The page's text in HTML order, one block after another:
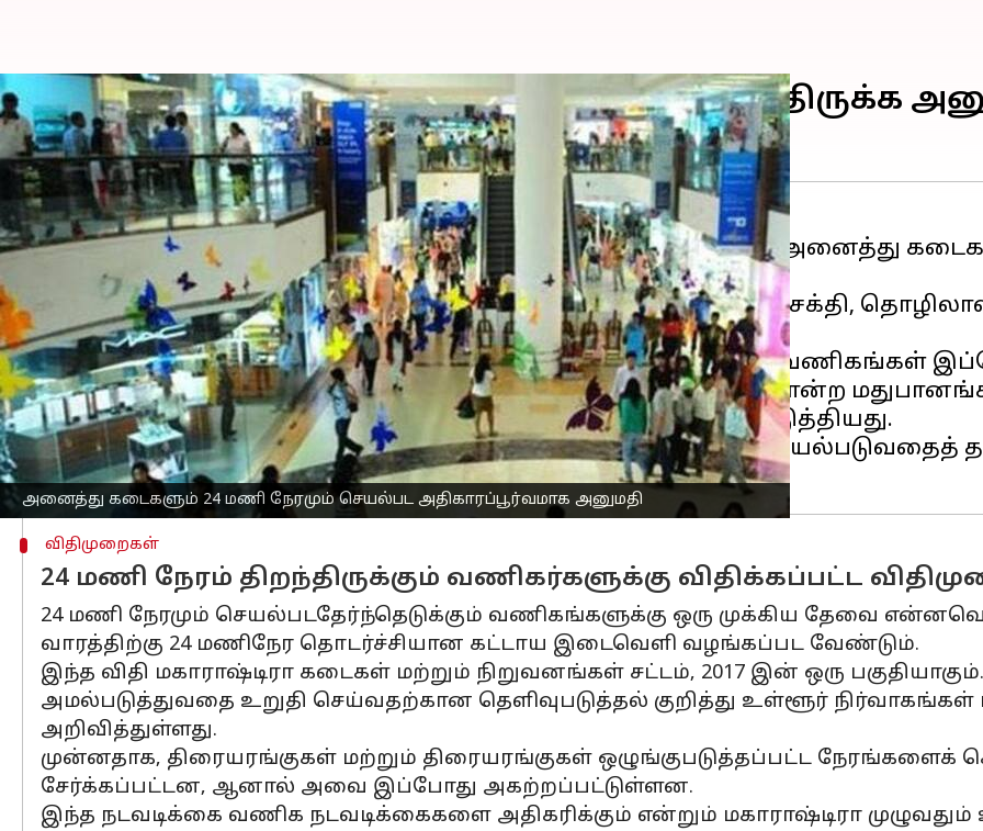
அனைத்து கடைகளும் 24 மணி நேரமும் செயல்பட அதிகாரப்பூர்வமாக அனுமதி
மகாராஷ்டிராவில் வணிக கடைகள் 24/7 திறந்திருக்க
எழுதியவர் Venkatalakshmi V Oct 02, 2025 09:10 am
செய்தி முன்னோட்டம்
மகாராஷ்டிராஅரசு, மதுபானம் விற்பனை செய்யும் கடைகள் தவிர, அனைத்து
அதிகாரப்பூர்வமாக அனுமதித்துள்ளது.
இந்த முடிவை திறம்பட செயல்படுத்துவது குறித்து தொழில்கள், எரிசக்தி,
சுற்றறிக்கையை வெளியிட்டது.
மகாராஷ்டிரா மாநிலத்தில் உள்ள பெரும்பாலான கடைகள் மற்றும் வணிகங்கள்
என்றும், அனுமதி அறைகள், பீர் பார்கள் மற்றும் ஒயின் கடைகள் போன்ற
நிறுவனங்கள் மட்டுமே விதிவிலக்கு என்றும் அரசாங்கம் தெளிவுபடுத்தியது.
உள்ளூர் அதிகாரிகளும் காவல்துறையினரும் வணிகங்கள் 24/7 செயல்படுவதைத்
விதிமுறைகள்
24 மணி நேரம் திறந்திருக்கும் வணிகர்களுக்கு விதிக்கப்பட்ட
24 மணி நேரமும் செயல்படதேர்ந்தெடுக்கும் வணிகங்களுக்கு ஒரு முக்கிய தேவை
வாரத்திற்கு 24 மணிநேர தொடர்ச்சியான கட்டாய இடைவெளி வழங்கப்பட வேண்டும்.
இந்த விதி மகாராஷ்டிரா கடைகள் மற்றும் நிறுவனங்கள் சட்டம், 2017 இன் ஒரு
அமல்படுத்துவதை உறுதி செய்வதற்கான தெளிவுபடுத்தல் குறித்து உள்ளூர்
அறிவித்துள்ளது.
முன்னதாக, திரையரங்குகள் மற்றும் திரையரங்குகள் ஒழுங்குபடுத்தப்பட்ட
சேர்க்கப்பட்டன, ஆனால் அவை இப்போது அகற்றப்பட்டுள்ளன.
இந்த நடவடிக்கை வணிக நடவடிக்கைகளை அதிகரிக்கும் என்றும் மகாராஷ்டிரா